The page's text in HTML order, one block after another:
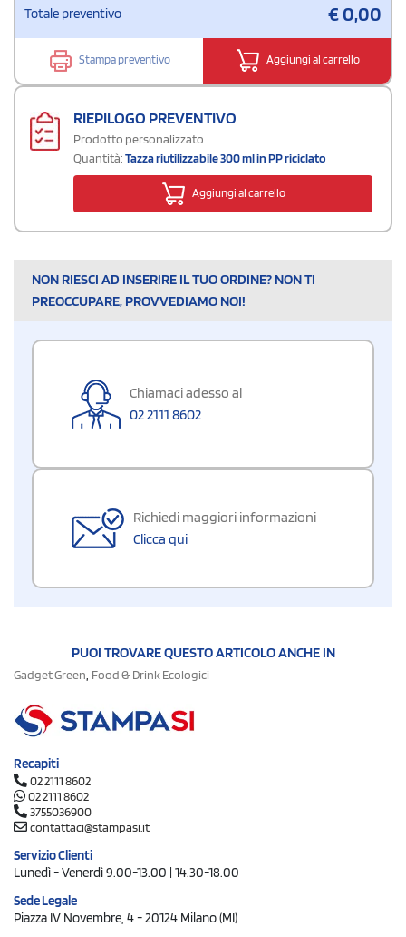
Totale preventivo €0,00
Stampa preventivo Aggiungi al carrello
RIEPILOGO PREVENTIVO
Prodotto personalizzato
Quantità:Tazza riutilizzabile 300 ml in PP riciclato
Aggiungi al carrello
NON RIESCI AD INSERIRE IL TUO ORDINE? NON TI
PREOCCUPARE, PROVVEDIAMO NOI!
Chiamaci adesso al
02 2111 8602
Richiedi maggiori informazioni
Clicca qui
PUOI TROVARE QUESTO ARTICOLO ANCHE IN
Gadget Green, Food & Drink Ecologici
Recapiti
02 2111 8602
02 2111 8602
3755036900
contattaci@stampasi.it
Servizio Clienti
Lunedì - Venerdì 9.00-13.00 | 14.30-18.00
Sede Legale
Piazza IV Novembre, 4 - 20124 Milano (MI)